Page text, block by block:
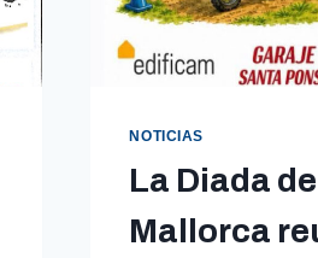
NOTICIAS
La Diada
Mallorca